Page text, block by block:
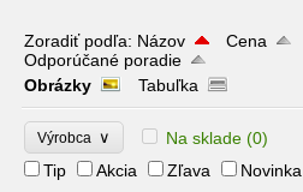
Zoradiť podľa: Názov Cena
Odporúčané poradie
Obrázky
Tabuľka
Výrobca ∨ Na sklade (0)
Tip
Akcia Zľava
Novinka